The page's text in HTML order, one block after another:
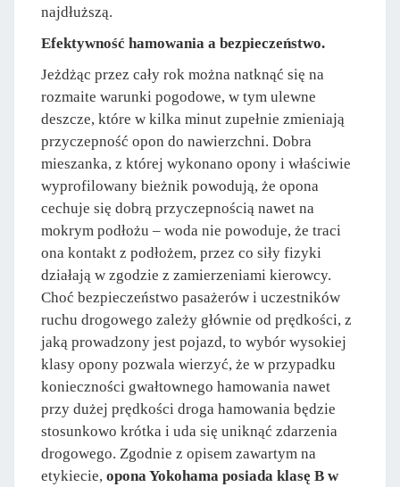
najdłuższą.
Efektywność hamowania a bezpieczeństwo.
Jeżdżąc przez cały rok można natknąć się na
rozmaite warunki pogodowe, w tym ulewne
deszcze, które w kilka minut zupełnie zmieniają
przyczepność opon do nawierzchni. Dobra
mieszanka, z której wykonano opony i właściwie
wyprofilowany bieżnik powodują, że opona
cechuje się dobrą przyczepnością nawet na
mokrym podłożu – woda nie powoduje, że traci
ona kontakt z podłożem, przez co siły fizyki
działają w zgodzie z zamierzeniami kierowcy.
Choć bezpieczeństwo pasażerów i uczestników
ruchu drogowego zależy głównie od prędkości, z
jaką prowadzony jest pojazd, to wybór wysokiej
klasy opony pozwala wierzyć, że w przypadku
konieczności gwałtownego hamowania nawet
przy dużej prędkości droga hamowania będzie
stosunkowo krótka i uda się uniknąć zdarzenia
drogowego. Zgodnie z opisem zawartym na
etykiecie, opona Yokohama posiada klasę B w